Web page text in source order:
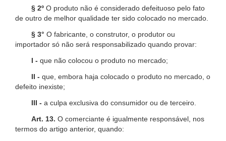
§ 2º O produto não é considerado defeituoso pelo fato
de outro de melhor qualidade ter sido colocado no mercado.
§ 3° O fabricante, o construtor, o produtor ou
importador só não será responsabilizado quando provar:
I - que não colocou o produto no mercado;
II - que, embora haja colocado o produto no mercado, o
defeito inexiste;
III - a culpa exclusiva do consumidor ou de terceiro.
Art. 13. O comerciante é igualmente responsável, nos
termos do artigo anterior, quando: